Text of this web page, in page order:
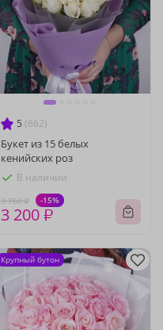
5 (662)
Букет из 15 белых
кенийских роз
В наличии
3 760 ₽ -15%
3 200 ₽
Крупный бутон